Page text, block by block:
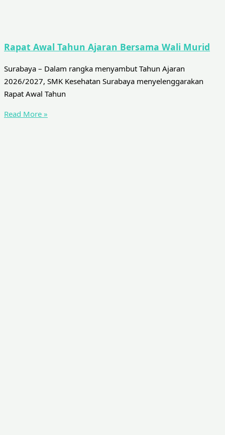
Rapat Awal Tahun Ajaran Bersama Wali Murid
Surabaya – Dalam rangka menyambut Tahun Ajaran
2026/2027, SMK Kesehatan Surabaya menyelenggarakan
Rapat Awal Tahun
Read More »